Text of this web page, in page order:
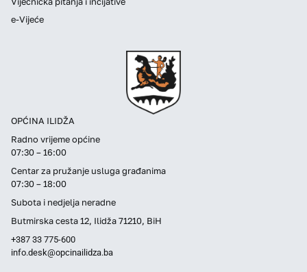
OPĆINA ILIDŽA
Radno vrijeme općine
07:30 – 16:00
Centar za pružanje usluga građanima
07:30 – 18:00
Subota i nedjelja neradne
Butmirska cesta 12, Ilidža 71210, BiH
+387 33 775-600
info.desk@opcinailidza.ba
e-Vijeće